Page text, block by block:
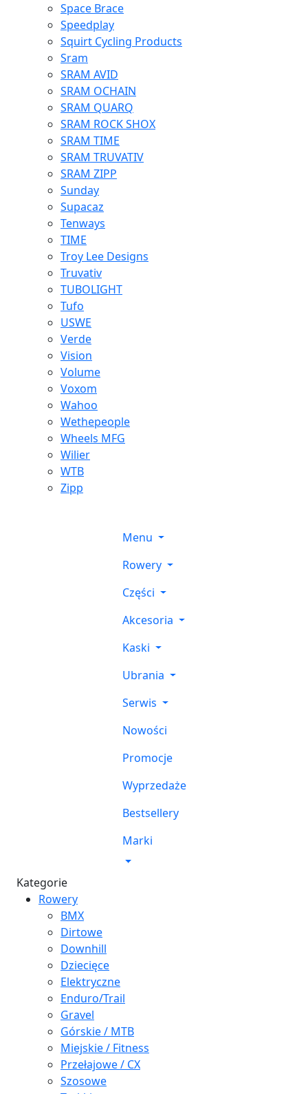
Space Brace
Speedplay
Squirt Cycling Products
Sram
SRAM AVID
SRAM OCHAIN
SRAM QUARQ
SRAM ROCK SHOX
SRAM TIME
SRAM TRUVATIV
SRAM ZIPP
Sunday
Supacaz
Tenways
TIME
Troy Lee Designs
Truvativ
TUBOLIGHT
Tufo
USWE
Verde
Vision
Volume
Voxom
Wahoo
Wethepeople
Wheels MFG
Wilier
WTB
Zipp
Menu
Rowery
Części
Akcesoria
Kaski
Ubrania
Serwis
Nowości
Promocje
Wyprzedaże
Bestsellery
Marki
Kategorie
Rowery
BMX
Dirtowe
Downhill
Dziecięce
Elektryczne
Enduro/Trail
Gravel
Górskie / MTB
Miejskie / Fitness
Przełajowe / CX
Szosowe